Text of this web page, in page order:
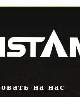
на нас